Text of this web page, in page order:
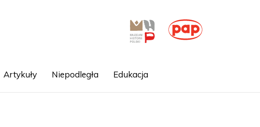
Artykuły Niepodległa Edukacja